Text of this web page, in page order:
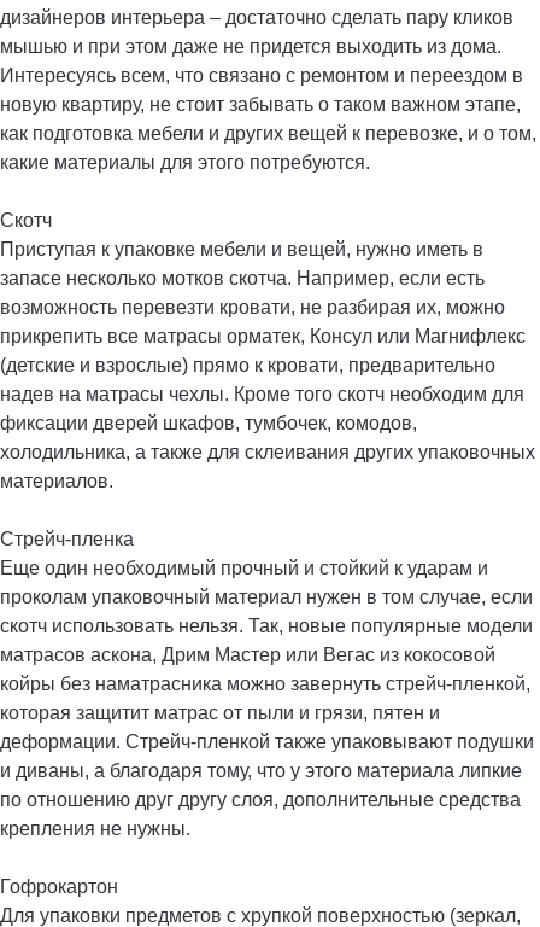
дизайнеров интерьера – достаточно сделать пару кликов
мышью и при этом даже не придется выходить из дома.
Интересуясь всем, что связано с ремонтом и переездом в
новую квартиру, не стоит забывать о таком важном этапе,
как подготовка мебели и других вещей к перевозке, и о том,
какие материалы для этого потребуются.
Скотч
Приступая к упаковке мебели и вещей, нужно иметь в
запасе несколько мотков скотча. Например, если есть
возможность перевезти кровати, не разбирая их, можно
прикрепить все матрасы орматек, Консул или Магнифлекс
(детские и взрослые) прямо к кровати, предварительно
надев на матрасы чехлы. Кроме того скотч необходим для
фиксации дверей шкафов, тумбочек, комодов,
холодильника, а также для склеивания других упаковочных
материалов.
Стрейч-пленка
Еще один необходимый прочный и стойкий к ударам и
проколам упаковочный материал нужен в том случае, если
скотч использовать нельзя. Так, новые популярные модели
матрасов аскона, Дрим Мастер или Вегас из кокосовой
койры без наматрасника можно завернуть стрейч-пленкой,
которая защитит матрас от пыли и грязи, пятен и
деформации. Стрейч-пленкой также упаковывают подушки
и диваны, а благодаря тому, что у этого материала липкие
по отношению друг другу слоя, дополнительные средства
крепления не нужны.
Гофрокартон
Для упаковки предметов с хрупкой поверхностью (зеркал,